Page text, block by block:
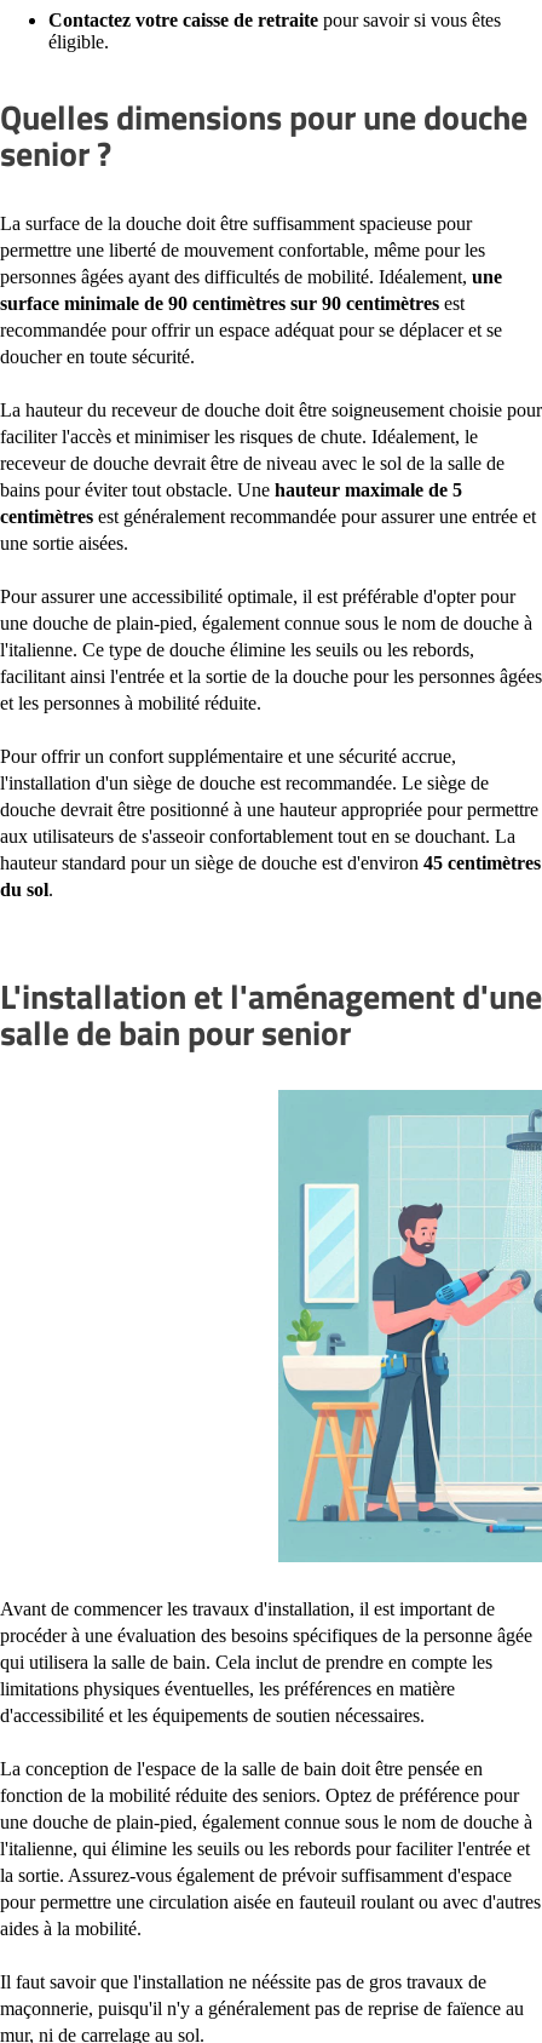
Contactez votre caisse de retraite pour savoir si vous êtes
éligible.
Quelles dimensions pour une douche
senior ?
La surface de la douche doit être suffisamment spacieuse pour
permettre une liberté de mouvement confortable, même pour les
personnes âgées ayant des difficultés de mobilité. Idéalement, une
surface minimale de 90 centimètres sur 90 centimètres est
recommandée pour offrir un espace adéquat pour se déplacer et se
doucher en toute sécurité.
La hauteur du receveur de douche doit être soigneusement choisie pour
faciliter l'accès et minimiser les risques de chute. Idéalement, le
receveur de douche devrait être de niveau avec le sol de la salle de
bains pour éviter tout obstacle. Une hauteur maximale de 5
centimètres est généralement recommandée pour assurer une entrée et
une sortie aisées.
Pour assurer une accessibilité optimale, il est préférable d'opter pour
une douche de plain-pied, également connue sous le nom de douche à
l'italienne. Ce type de douche élimine les seuils ou les rebords,
facilitant ainsi l'entrée et la sortie de la douche pour les personnes âgées
et les personnes à mobilité réduite.
Pour offrir un confort supplémentaire et une sécurité accrue,
l'installation d'un siège de douche est recommandée. Le siège de
douche devrait être positionné à une hauteur appropriée pour permettre
aux utilisateurs de s'asseoir confortablement tout en se douchant. La
hauteur standard pour un siège de douche est d'environ 45 centimètres
du sol.
L'installation et l'aménagement d'une
salle de bain pour senior
Avant de commencer les travaux d'installation, il est important de
procéder à une évaluation des besoins spécifiques de la personne âgée
qui utilisera la salle de bain. Cela inclut de prendre en compte les
limitations physiques éventuelles, les préférences en matière
d'accessibilité et les équipements de soutien nécessaires.
La conception de l'espace de la salle de bain doit être pensée en
fonction de la mobilité réduite des seniors. Optez de préférence pour
une douche de plain-pied, également connue sous le nom de douche à
l'italienne, qui élimine les seuils ou les rebords pour faciliter l'entrée et
la sortie. Assurez-vous également de prévoir suffisamment d'espace
pour permettre une circulation aisée en fauteuil roulant ou avec d'autres
aides à la mobilité.
Il faut savoir que l'installation ne nééssite pas de gros travaux de
maçonnerie, puisqu'il n'y a généralement pas de reprise de faïence au
mur, ni de carrelage au sol.